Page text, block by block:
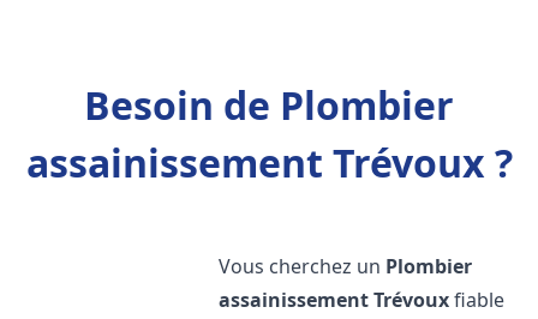
Besoin de Plombier
assainissement Trévoux ?
Vous cherchez un Plombier
assainissementTrévouxfiable